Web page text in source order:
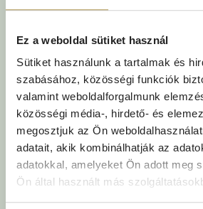
Ez a weboldal sütiket használ
Sütiket használunk a tartalmak és
szabásához, közösségi funkciók
valamint weboldalforgalmunk
közösségi média-, hirdető- és
megosztjuk az Ön
adatait, akik kombinálhatják az
adatokkal, amelyeket Ön adott meg
Ön által használt más